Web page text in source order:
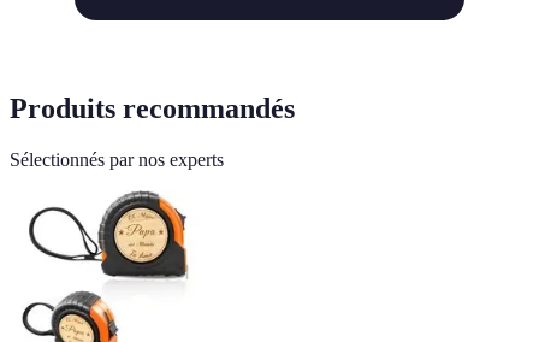
Produits recommandés
Sélectionnés par nos experts